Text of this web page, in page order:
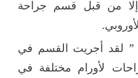
من قبل قسم جراحة
لقد أجريت القسم في
لأورام مختلفة في